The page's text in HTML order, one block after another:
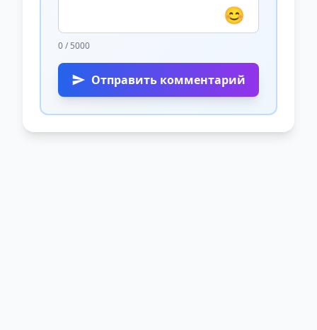
😊
0 / 5000
Отправить комментарий